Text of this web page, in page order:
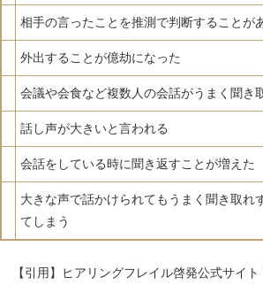
相手の言ったことを推測で判断することが
外出することが億劫になった
会議や会食など複数人の会話がうまく聞き
話し声が大きいと言われる
会話をしている時に聞き返すことが増えた
大きな声で話かけられてもうまく聞き取れ
てしまう
【引用】ヒアリングフレイル啓発公式サイ